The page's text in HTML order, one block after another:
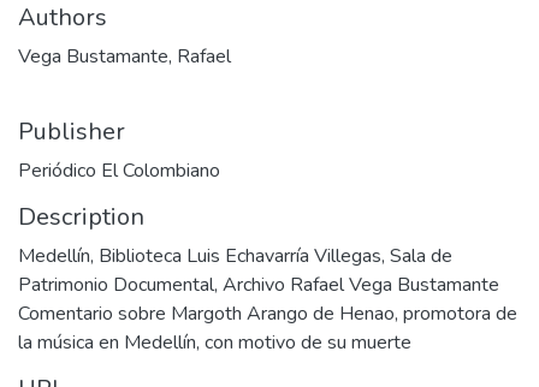
Authors
Vega Bustamante, Rafael
Publisher
Periódico El Colombiano
Description
Medellín, Biblioteca Luis Echavarría Villegas, Sala de
Patrimonio Documental, Archivo Rafael Vega Bustamante
Comentario sobre Margoth Arango de Henao, promotora de
la música en Medellín, con motivo de su muerte